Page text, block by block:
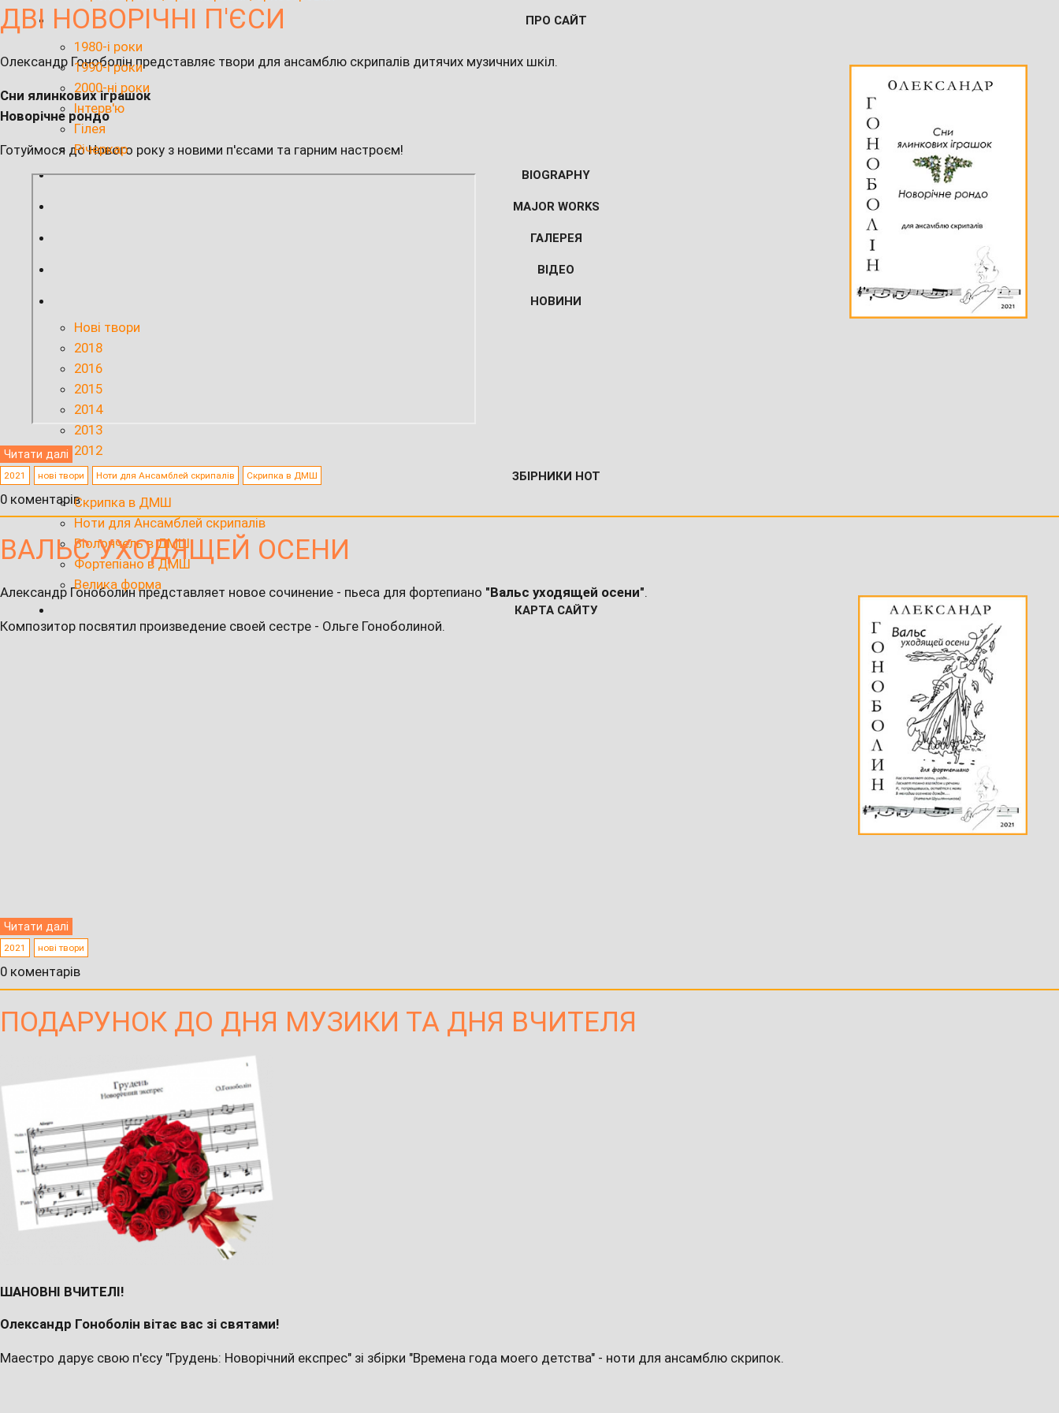
ПРО САЙТ
1980-і роки
1990-і роки
2000-ні роки
Інтерв'ю
Гілея
Річеркар
BIOGRAPHY
MAJOR WORKS
ГАЛЕРЕЯ
ВІДЕО
НОВИНИ
Нові твори
2018
2016
2015
2014
2013
2012
ЗБІРНИКИ НОТ
Скрипка в ДМШ
Ноти для Ансамблей скрипалів
Віолончель в ДМШ
Фортепіано в ДМШ
Велика форма
КАРТА САЙТУ
ДВІ НОВОРІЧНІ П'ЄСИ
Олександр Гоноболін представляє твори для ансамблю скрипалів дитячих музичних шкіл.
Сни ялинкових іграшок
Новорічне рондо
Готуймося до Нового року з новими п'єсами та гарним настроєм!
Читати далі
2021 нові твори Ноти для Ансамблей скрипалів Скрипка в ДМШ
0 коментарів
ВАЛЬС УХОДЯЩЕЙ ОСЕНИ
Александр Гоноболин представляет новое сочинение - пьеса для фортепиано "Вальс уходящей осени".
Композитор посвятил произведение своей сестре - Ольге Гоноболиной.
Читати далі
2021 нові твори
0 коментарів
ПОДАРУНОК ДО ДНЯ МУЗИКИ ТА ДНЯ ВЧИТЕЛЯ
ШАНОВНІ ВЧИТЕЛІ!
Олександр Гоноболін вітає вас зі святами!
Маестро дарує свою п'єсу "Грудень: Новорічний експрес" зі збірки "Времена года моего детства" - ноти для ансамблю скрипок.